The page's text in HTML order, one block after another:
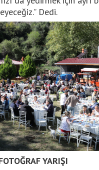
Dedi.
YARIŞI